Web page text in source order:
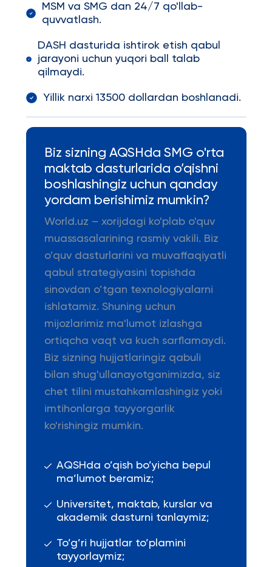
MSM va SMG dan 24/7 qo'llab-
quvvatlash.
DASH dasturida ishtirok etish qabul
jarayoni uchun yuqori ball talab
qilmaydi.
Yillik narxi 13500 dollardan boshlanadi.
Biz sizning AQSHda SMG o'rta
maktab dasturlarida o’qishni
boshlashingiz uchun qanday
yordam berishimiz mumkin?
World.uz – xorijdagi ko'plab o'quv
muassasalarining rasmiy vakili. Biz
o’quv dasturlarini va muvaffaqiyatli
qabul strategiyasini topishda
sinovdan o’tgan texnologiyalarni
ishlatamiz. Shuning uchun
mijozlarimiz ma'lumot izlashga
ortiqcha vaqt va kuch sarflamaydi.
Biz sizning hujjatlaringiz qabuli
bilan shug'ullanayotganimizda, siz
chet tilini mustahkamlashingiz yoki
imtihonlarga tayyorgarlik
ko'rishingiz mumkin.
AQSHda o’qish bo’yicha bepul
ma’lumot beramiz;
Universitet, maktab, kurslar va
akademik dasturni tanlaymiz;
To’g’ri hujjatlar to’plamini
tayyorlaymiz;